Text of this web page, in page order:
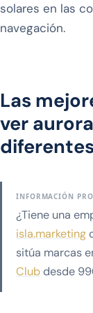
solares en las
navegación.
Las
ver
INFORMACIÓN
¿Tiene una
isla.marketing
sitúa marcas
Clubdesde